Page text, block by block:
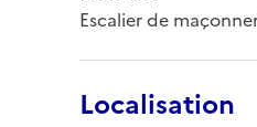
Escalier de
Localisation